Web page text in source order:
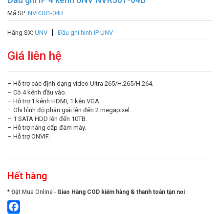
Mã SP: NVR301-04B
Hãng SX: UNV Đầu ghi hình IP UNV
Giá liên hệ
– Hỗ trợ các định dạng video Ultra 265/H.265/H.264.
– Có 4 kênh đầu vào.
– Hỗ trợ 1 kênh HDMI, 1 kên VGA.
– Ghi hình độ phân giải lên đến 2 megapixel.
– 1 SATA HDD lên đến 10TB.
– Hỗ trợ nâng cấp đám mây.
– Hỗ trợ ONVIF.
Hết hàng
* Đặt Mua Online - Giao Hàng COD kiểm hàng & thanh toán tận nơi